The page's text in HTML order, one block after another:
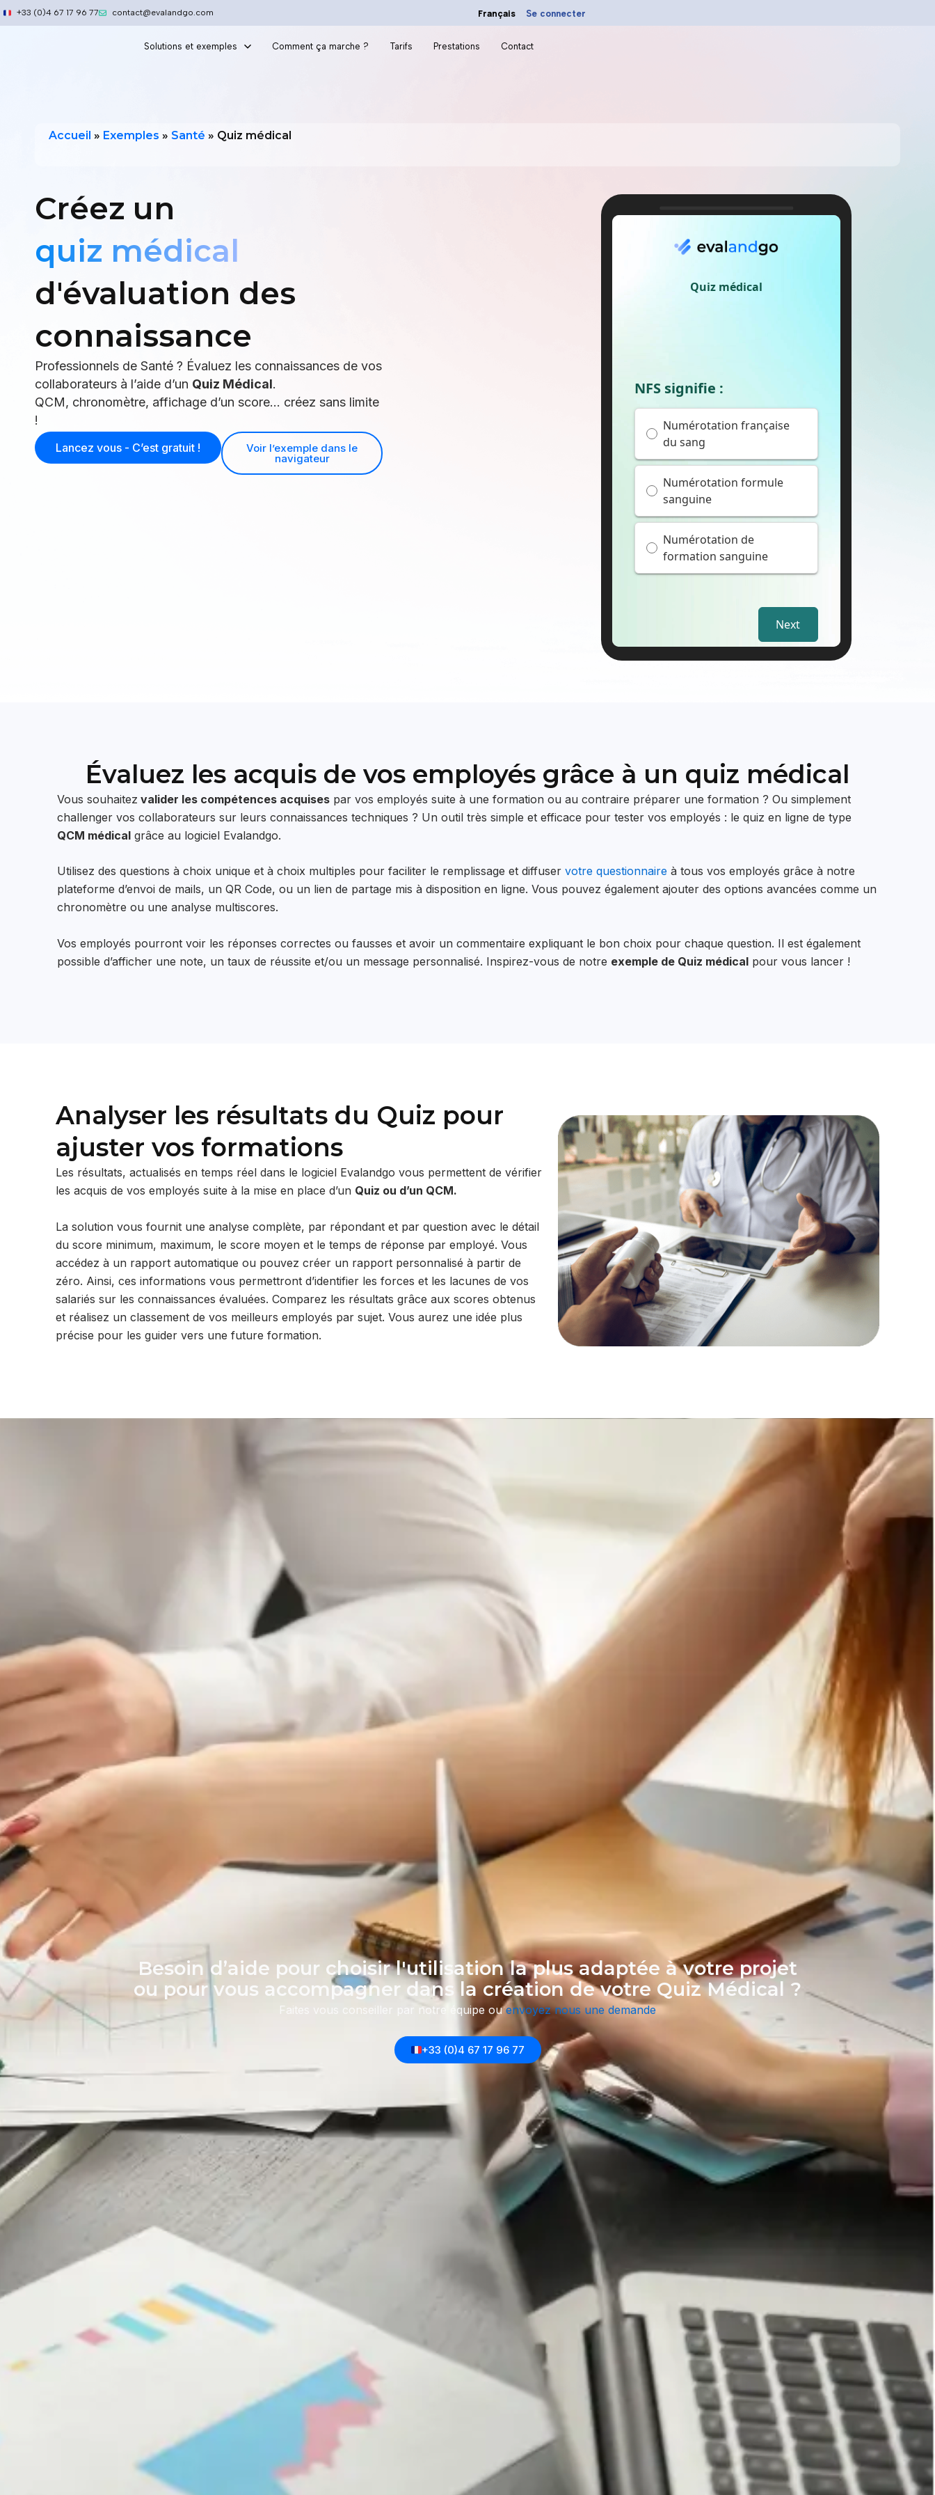
Aller
au
+33 (0)4 67 17 96 77 contact@evalandgo.com Français Se connecter
Solutions et exemples Comment ça marche ? Tarifs Prestations Contact
Accueil » Exemples » Santé » Quiz médical
Créez un
quiz médical
d'évaluation des
connaissance
Professionnels de Santé ? Évaluez les connaissances de vos
collaborateurs à l’aide d’un Quiz Médical.
QCM, chronomètre, affichage d’un score… créez sans limite
!
Lancez vous - C’est gratuit ! Voir l’exemple dans le
navigateur
Évaluez les acquis de vos employés grâce à un quiz médical
Vous souhaitez valider les compétences acquises par vos employés suite à une formation ou au contraire préparer une formation ? Ou simplement
challenger vos collaborateurs sur leurs connaissances techniques ? Un outil très simple et efficace pour tester vos employés : le quiz en ligne de type
QCM médical grâce au logiciel Evalandgo.
Utilisez des questions à choix unique et à choix multiples pour faciliter le remplissage et diffuser votre questionnaire à tous vos employés grâce à notre
plateforme d’envoi de mails, un QR Code, ou un lien de partage mis à disposition en ligne. Vous pouvez également ajouter des options avancées comme un
chronomètre ou une analyse multiscores.
Vos employés pourront voir les réponses correctes ou fausses et avoir un commentaire expliquant le bon choix pour chaque question. Il est également
possible d’afficher une note, un taux de réussite et/ou un message personnalisé. Inspirez-vous de notre exemple de Quiz médical pour vous lancer !
Analyser les résultats du Quiz pour
ajuster vos formations
Les résultats, actualisés en temps réel dans le logiciel Evalandgo vous permettent de vérifier
les acquis de vos employés suite à la mise en place d’un Quiz ou d’un QCM.
La solution vous fournit une analyse complète, par répondant et par question avec le détail
du score minimum, maximum, le score moyen et le temps de réponse par employé. Vous
accédez à un rapport automatique ou pouvez créer un rapport personnalisé à partir de
zéro. Ainsi, ces informations vous permettront d’identifier les forces et les lacunes de vos
salariés sur les connaissances évaluées. Comparez les résultats grâce aux scores obtenus
et réalisez un classement de vos meilleurs employés par sujet. Vous aurez une idée plus
précise pour les guider vers une future formation.
Besoin d’aide pour choisir l'utilisation la plus adaptée à votre projet
ou pour vous accompagner dans la création de votre Quiz Médical ?
Faites vous conseiller par notre équipe ouenvoyez nous une demande
+33 (0)4 67 17 96 77